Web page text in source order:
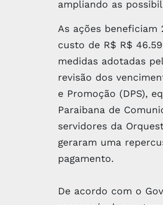
ampliando as
As ações beneficiam
custo de R$ R$
medidas adotadas
revisão dos
e Promoção (DPS),
Paraibana de
servidores da
geraram uma
pagamento.
De acordo com o